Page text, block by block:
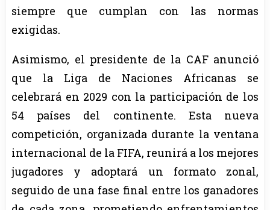
siempre que cumplan con las normas
exigidas.
Asimismo, el presidente de la CAF anunció
que la Liga de Naciones Africanas se
celebrará en 2029 con la participación de los
54 países del continente. Esta nueva
competición, organizada durante la ventana
internacional de la FIFA, reunirá a los mejores
jugadores y adoptará un formato zonal,
seguido de una fase final entre los ganadores